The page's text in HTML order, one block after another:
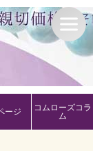
ージ
コムローズコラ
ム